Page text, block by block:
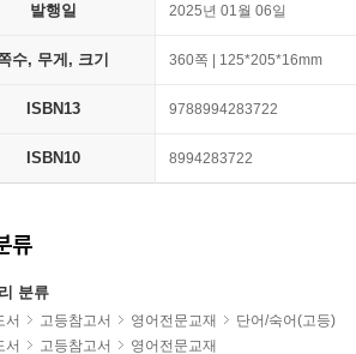
발행일 2025년 01월 06일
수, 무게, 크기 360쪽 | 125*205*16mm
ISBN13 9788994283722
ISBN10 8994283722
류
분류
서 고등참고서 영어전문교재
단어/숙어(고등)
서
고등참고서 영어전문교재